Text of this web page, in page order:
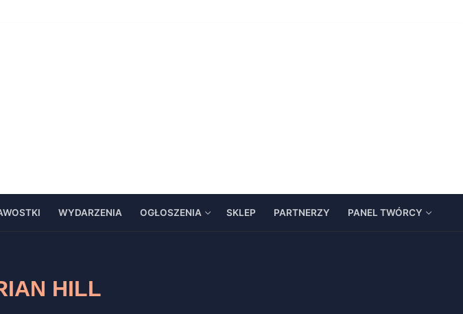
WYDARZENIA OGŁOSZENIA SKLEP PARTNERZY PANEL TWÓRCY
HILL